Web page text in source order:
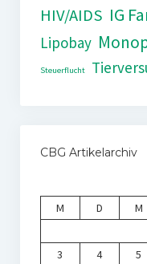
HIV/AIDS IG
Lipobay
Steuerflucht
CBG Artikelarchiv
M
D M
3
4 5